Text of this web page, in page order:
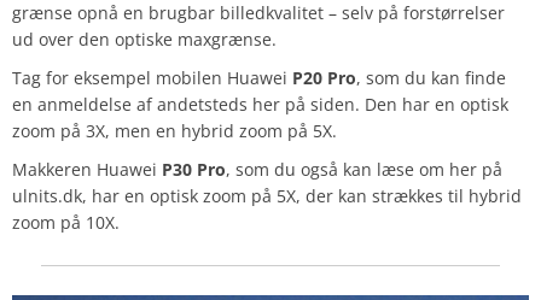
grænse opnå en brugbar billedkvalitet – selv på forstørrelser
ud over den optiske maxgrænse.
Tag for eksempel mobilen Huawei P20 Pro, som du kan finde
en anmeldelse af andetsteds her på siden. Den har en optisk
zoom på 3X, men en hybrid zoom på 5X.
Makkeren Huawei P30 Pro, som du også kan læse om her på
ulnits.dk, har en optisk zoom på 5X, der kan strækkes til hybrid
zoom på 10X.